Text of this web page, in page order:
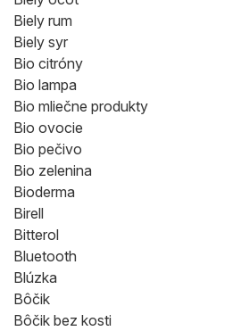
Biely rum
Biely syr
Bio citróny
Bio lampa
Bio mliečne produkty
Bio ovocie
Bio pečivo
Bio zelenina
Bioderma
Birell
Bitterol
Bluetooth
Blúzka
Bôčik
Bôčik bez kosti